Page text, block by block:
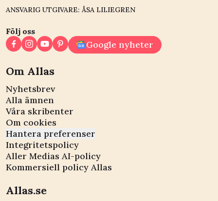
ANSVARIG UTGIVARE: ÅSA LILIEGREN
Följ oss
Google nyheter
Om Allas
Nyhetsbrev
Alla ämnen
Våra skribenter
Om cookies
Hantera preferenser
Integritetspolicy
Aller Medias AI-policy
Kommersiell policy Allas
Allas.se